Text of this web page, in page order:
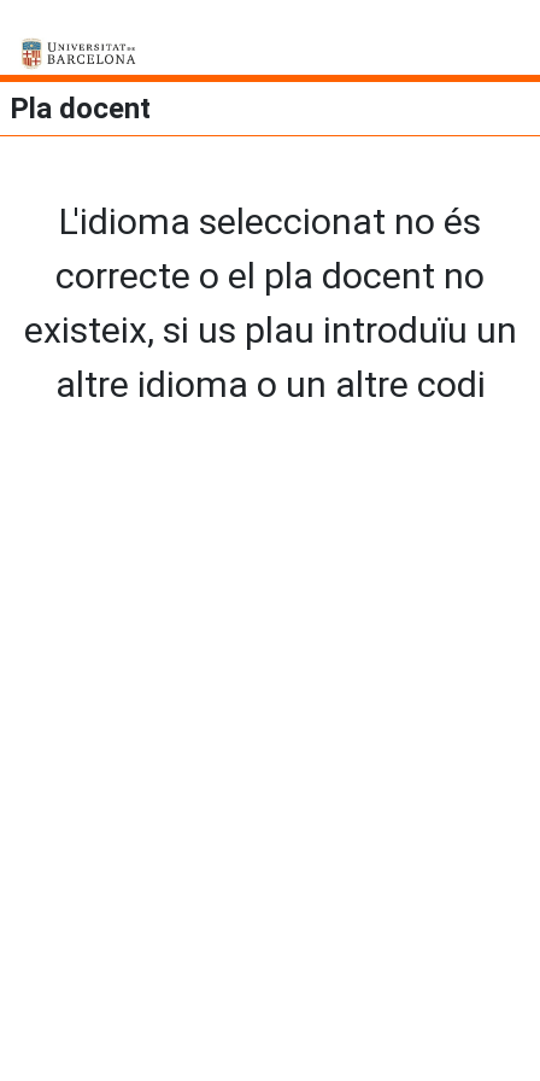
Pla docent
L'idioma seleccionat no és
correcte o el pla docent no
existeix, si us plau introduïu un
altre idioma o un altre codi